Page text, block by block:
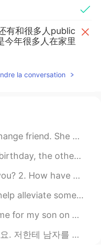
有和很多人public
今年很多人在家里
烟花 ，但是今年很
2020.07.01 06:57
有和很多人public
今年很多人在家里
今年很多人在家里
la conversation
but I realized my Japanese speakin...
me... "Aunt Kelly, for my cake it has...
your day going? 4. How has your day ...
symptoms I have surrounding my cycle...
likes the Tv show and pirates 🏴‍...
는 돈에 관심 없는데 독일에 도 살고 싶지 않아요. 특히 Hamburg...